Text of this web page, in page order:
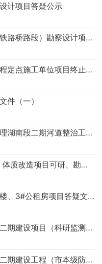
计项目答疑公示
云溪区随岳连接线拓改工程（非铁路桥路段）勘察设计项目废标公告
华容县县直行政事业单位小额工程定点施工单位项目终止公告
件（一）
三峡后续工程长江中下游影响处理湖南段二期河道整治工程及长江中游熊家洲至城陵矶河段崩岸重点整治工程（湖南段）环境...
赶山东路长康南路段（G107段）体质改造项目可研、勘察设计答疑文件（一）
湖南民族职业学院学前教育实训楼、3#公租房项目答疑文件（一）
湖南东洞庭湖国家级自然保护区二期建设项目（科研监测及野生动物保护站）中止公告
岳阳市森林重点火险区综合治理二期建设工程（市本级防火专业队伍营房和物资储备库）中止公告